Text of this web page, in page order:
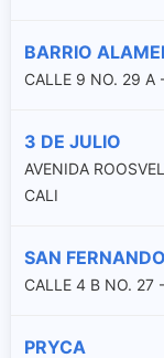
BARRIO
CALLE 9 NO. 29 A
3 DE JULIO
AVENIDA
CALI
SAN FERNANDO
CALLE 4 B NO. 27
PRYCA